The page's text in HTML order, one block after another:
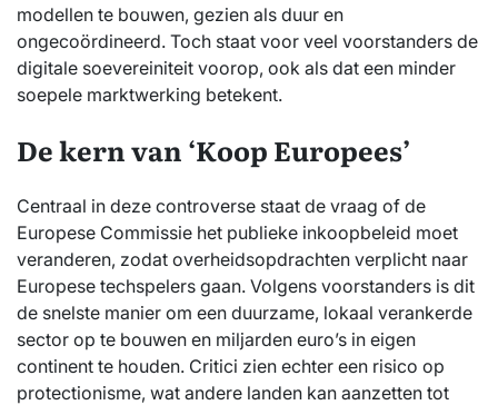
modellen te bouwen, gezien als duur en
ongecoördineerd. Toch staat voor veel voorstanders de
digitale soevereiniteit voorop, ook als dat een minder
soepele marktwerking betekent.
De kern van ‘Koop Europees’
Centraal in deze controverse staat de vraag of de
Europese Commissie het publieke inkoopbeleid moet
veranderen, zodat overheidsopdrachten verplicht naar
Europese techspelers gaan. Volgens voorstanders is dit
de snelste manier om een duurzame, lokaal verankerde
sector op te bouwen en miljarden euro’s in eigen
continent te houden. Critici zien echter een risico op
protectionisme, wat andere landen kan aanzetten tot